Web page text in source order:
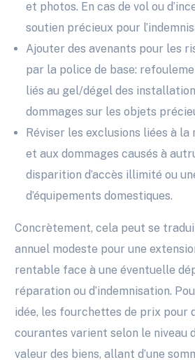
et photos. En cas de vol ou
soutien précieux pour
Ajouter des avenants pour les
par la police de base:
liés au gel/dégel des
dommages sur les objets
Réviser les exclusions liées à
et aux dommages causés à
disparition d’accès illimité ou
d’équipements domestiques.
Concrètement, cela peut se
annuel modeste pour une
rentable face à une éventuelle
réparation ou d’indemnisation.
idée, les fourchettes de prix pour
courantes varient selon le niveau
valeur des biens, allant d’une